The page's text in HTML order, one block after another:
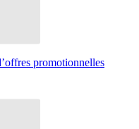
promotionnelles